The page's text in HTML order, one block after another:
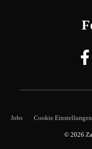
Jobs Cookie Einstellungen
© 2026